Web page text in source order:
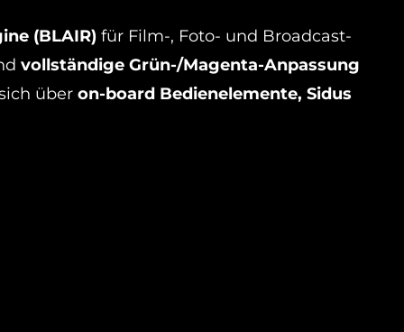
(BLAIR) für Film-, Foto- und Broadcast-
vollständige Grün-/Magenta-Anpassung
über on-board Bedienelemente, Sidus